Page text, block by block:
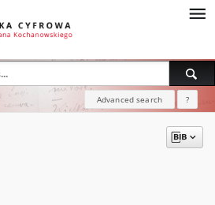
Advanced search ?